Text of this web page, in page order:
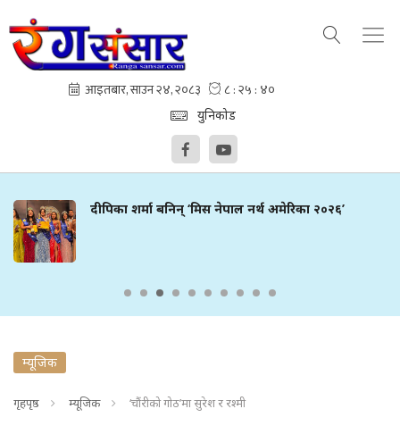
युनिकोड
दीपिका शर्मा बनिन् ‘मिस नेपाल नर्थ अमेरिका २०२६’
म्यूजिक
गृहपृष्ठ म्यूजिक ‘चौंरीको गोठ’मा सुरेश र रश्मी